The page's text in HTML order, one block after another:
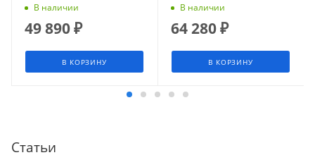
В наличии
49 890₽
В КОРЗИНУ
В наличии
64 280₽
В КОРЗИНУ
Статьи